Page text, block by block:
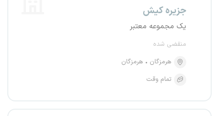
جزیره کیش
یک مجموعه معتبر
منقضی شده
هرمزگان
هرمزگان
تمام وقت